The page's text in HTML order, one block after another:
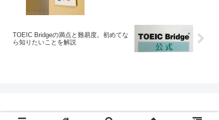
TOEIC Bridgeの満点と難易度。初めてな
ら知りたいことを解説